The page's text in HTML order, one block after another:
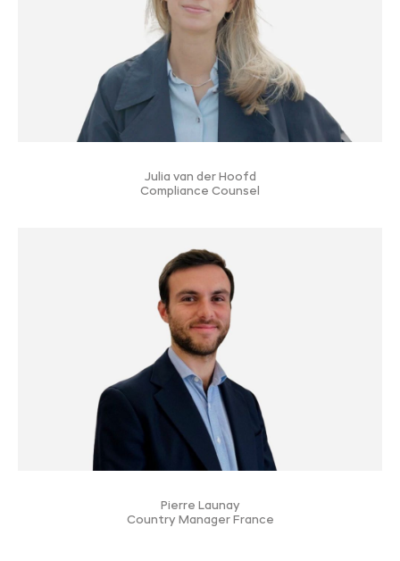
Julia van der Hoofd
Compliance Counsel
Pierre Launay
Country Manager France